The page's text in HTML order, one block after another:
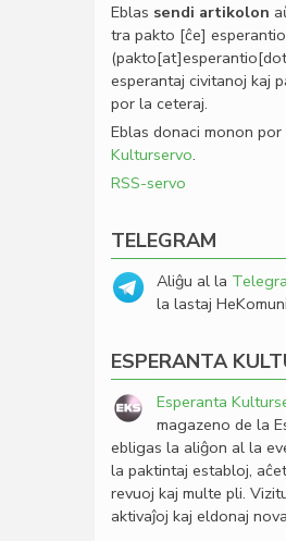
Eblas sendi artikolon
tra pakto [ĉe] esperantio
esperantaj civitanoj kaj
por la ceteraj.
Eblas donaci monon
Kulturservo.
RSS-servo
TELEGRAM
Aliĝu al la
la lastaj
ESPERANTA
Esperanta
magazeno de la
ebligas la aliĝon al la
la paktintaj establoj,
revuoj kaj multe pli.
aktivaĵoj kaj eldonaj